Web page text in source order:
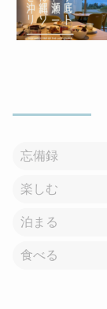
忘備録
楽しむ
泊まる
食べる